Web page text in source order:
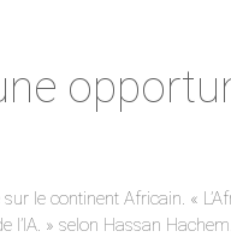
le continent Africain. «
» selon Hassan